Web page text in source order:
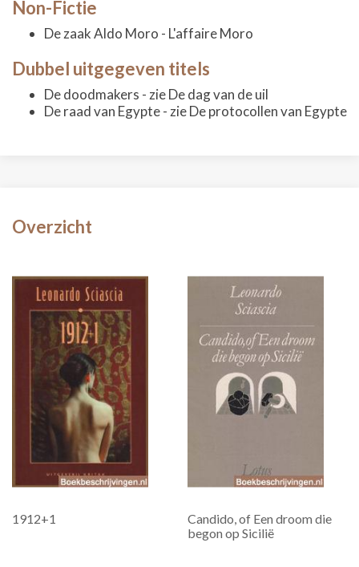
Non-Fictie
De zaak Aldo Moro - L'affaire Moro
Dubbel uitgegeven titels
De doodmakers - zie De dag van de uil
De raad van Egypte - zie De protocollen van Egypte
Overzicht
1912+1
Candido, of Een droom die
begon op Sicilië